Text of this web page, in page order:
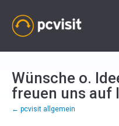
Zum
Inhalt
springen
Wünsche o.
freuen uns auf
← pcvisit allgemein